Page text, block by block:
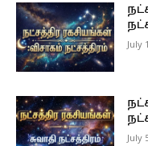
July
July